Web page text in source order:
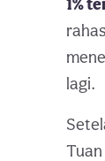
lagi.